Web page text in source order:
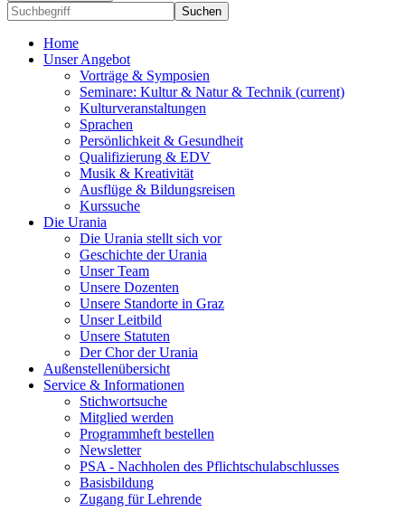
Suchen
Home
Unser Angebot
Vorträge & Symposien
Seminare: Kultur & Natur & Technik (current)
Kulturveranstaltungen
Sprachen
Persönlichkeit & Gesundheit
Qualifizierung & EDV
Musik & Kreativität
Ausflüge & Bildungsreisen
Kurssuche
Die Urania
Die Urania stellt sich vor
Geschichte der Urania
Unser Team
Unsere Dozenten
Unsere Standorte in Graz
Unser Leitbild
Unsere Statuten
Der Chor der Urania
Außenstellenübersicht
Service & Informationen
Stichwortsuche
Mitglied werden
Programmheft bestellen
Newsletter
PSA - Nachholen des Pflichtschulabschlusses
Basisbildung
Zugang für Lehrende